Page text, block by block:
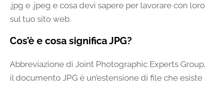
.jpg e .jpeg e cosa devi sapere per lavorare con loro
sul tuo sito web.
Cos’è e cosa significa JPG?
Abbreviazione di Joint Photographic Experts Group,
il documento JPG è un’estensione di file che esiste